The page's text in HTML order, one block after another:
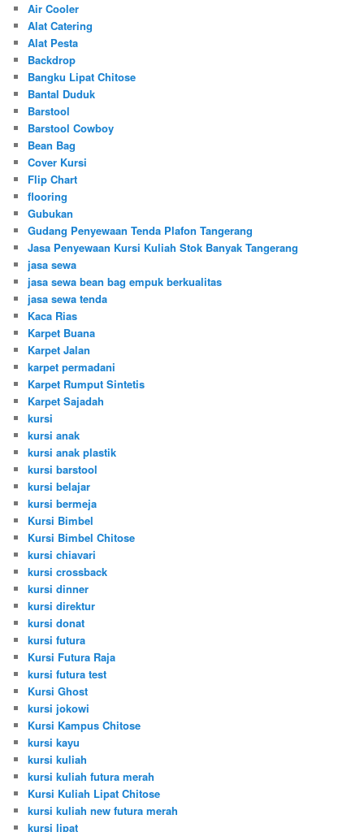
Air Cooler
Alat Catering
Alat Pesta
Backdrop
Bangku Lipat Chitose
Bantal Duduk
Barstool
Barstool Cowboy
Bean Bag
Cover Kursi
Flip Chart
flooring
Gubukan
Gudang Penyewaan Tenda Plafon Tangerang
Jasa Penyewaan Kursi Kuliah Stok Banyak Tangerang
jasa sewa
jasa sewa bean bag empuk berkualitas
jasa sewa tenda
Kaca Rias
Karpet Buana
Karpet Jalan
karpet permadani
Karpet Rumput Sintetis
Karpet Sajadah
kursi
kursi anak
kursi anak plastik
kursi barstool
kursi belajar
kursi bermeja
Kursi Bimbel
Kursi Bimbel Chitose
kursi chiavari
kursi crossback
kursi dinner
kursi direktur
kursi donat
kursi futura
Kursi Futura Raja
kursi futura test
Kursi Ghost
kursi jokowi
Kursi Kampus Chitose
kursi kayu
kursi kuliah
kursi kuliah futura merah
Kursi Kuliah Lipat Chitose
kursi kuliah new futura merah
kursi lipat